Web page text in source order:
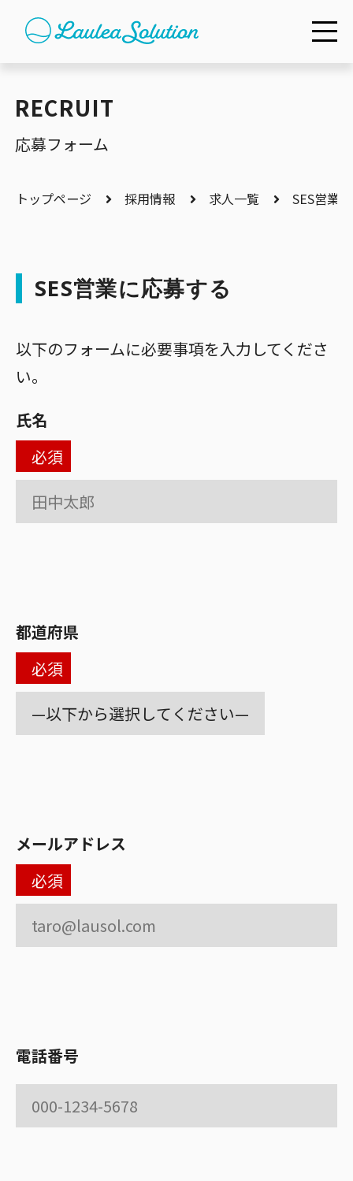
RECRUIT
応募フォーム
トップページ 採用情報 求人一覧 SES営業
SES営業に応募する
以下のフォームに必要事項を入力してくださ
い。
氏名
必須
都道府県
必須
メールアドレス
必須
電話番号